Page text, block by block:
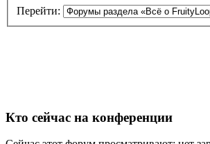
Перейти:
Кто сейчас на конференции